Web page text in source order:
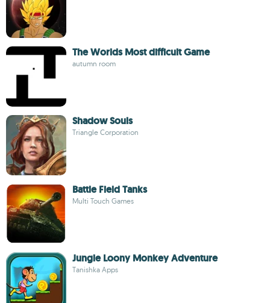
The Worlds Most difficult Game
autumn room
Shadow Souls
Triangle Corporation
Battle Field Tanks
Multi Touch Games
Jungle Loony Monkey Adventure
Tanishka Apps